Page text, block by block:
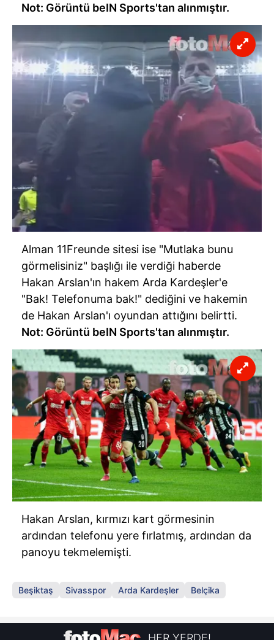
Not: Görüntü beIN Sports'tan alınmıştır.
Alman 11Freunde sitesi ise "Mutlaka bunu
görmelisiniz" başlığı ile verdiği haberde
Hakan Arslan'ın hakem Arda Kardeşler'e
"Bak! Telefonuma bak!" dediğini ve hakemin
de Hakan Arslan'ı oyundan attığını belirtti.
Not: Görüntü beIN Sports'tan alınmıştır.
Hakan Arslan, kırmızı kart görmesinin
ardından telefonu yere fırlatmış, ardından da
panoyu tekmelemişti.
Beşiktaş Sivasspor Arda Kardeşler Belçika